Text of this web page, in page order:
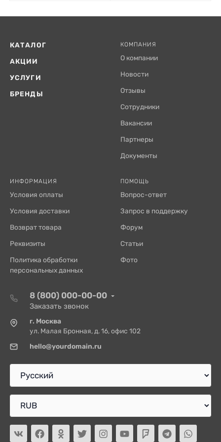
КАТАЛОГ
АКЦИИ
УСЛУГИ
БРЕНДЫ
КОМПАНИЯ
О компании
Новости
Отзывы
Сотрудники
Вакансии
Партнеры
Документы
ИНФОРМАЦИЯ
Условия оплаты
Условия доставки
Возврат товара
Реквизиты
Политика обработки
персональных данных
ПОМОЩЬ
Вопрос-ответ
Запрос в поддержку
Форум
Статьи
Фото
8 (800) 000-00-00
Заказать звонок
г. Москва
ул. Малая Бронная, д. 16, офис 102
hello@yourdomain.ru